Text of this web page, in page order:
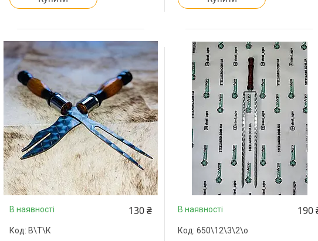
В наявності 130 ₴
В\Т\К
В наявності 190
650\12\3\2\о